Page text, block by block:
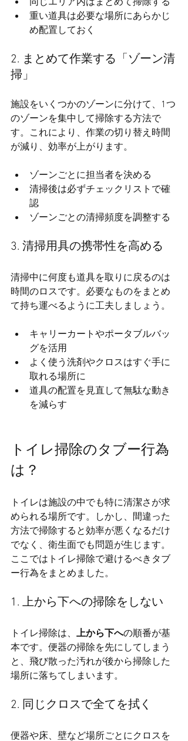
重い道具は必要な場所にあらかじ
め配置しておく
2. まとめて作業する「ゾーン清
掃」
施設をいくつかのゾーンに分けて、1つ
のゾーンを集中して掃除する方法で
す。これにより、作業の切り替え時間
が減り、効率が上がります。
ゾーンごとに担当者を決める
清掃後は必ずチェックリストで確
認
ゾーンごとの清掃頻度を調整する
3. 清掃用具の携帯性を高める
清掃中に何度も道具を取りに戻るのは
時間のロスです。必要なものをまとめ
て持ち運べるように工夫しましょう。
キャリーカートやポータブルバッ
グを活用
よく使う洗剤やクロスはすぐ手に
取れる場所に
道具の配置を見直して無駄な動き
を減らす
トイレ掃除のタブー行為
は？
トイレは施設の中でも特に清潔さが求
められる場所です。しかし、間違った
方法で掃除すると効率が悪くなるだけ
でなく、衛生面でも問題が生じます。
ここではトイレ掃除で避けるべきタブ
ー行為をまとめました。
1. 上から下への掃除をしない
トイレ掃除は、 上から下への順番が基
本です。便器の掃除を先にしてしまう
と、飛び散った汚れが後から掃除した
場所に落ちてしまいます。
2. 同じクロスで全てを拭く
便器や床、壁など場所ごとにクロスを